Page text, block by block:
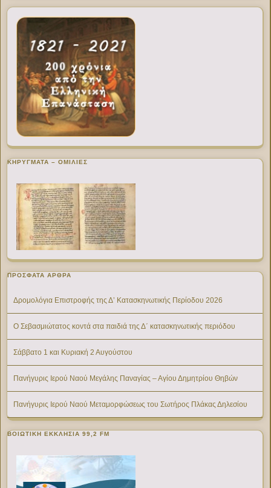
ΚΗΡΥΓΜΑΤΑ – ΟΜΙΛΙΕΣ
ΠΡΌΣΦΑΤΑ ΆΡΘΡΑ
Δρομολόγια Επιστροφής της Δ’ Κατασκηνωτικής Περίοδου 2026
Ο Σεβασμιώτατος κοντά στα παιδιά της Δ΄ κατασκηνωτικής περιόδου
Σάββατο 1 και Κυριακή 2 Αυγούστου
Πανήγυρις Ιερού Ναού Μεγάλης Παναγίας – Αγίου Δημητρίου Θηβών
Πανήγυρις Ιερού Ναού Μεταμορφώσεως του Σωτήρος Πλάκας Δηλεσίου
ΒΟΙΩΤΙΚΉ ΕΚΚΛΗΣΊΑ 99,2 FM